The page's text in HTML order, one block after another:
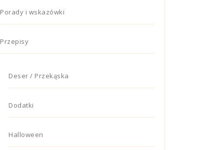
Porady i wskazówki
Przepisy
Deser / Przekąska
Dodatki
Halloween